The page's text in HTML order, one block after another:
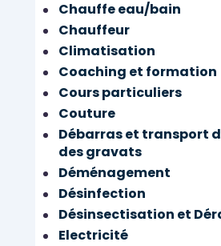
Chauffe eau/bain
Chauffeur
Climatisation
Coaching et formation
Cours particuliers
Couture
Débarras et transport
des gravats
Déménagement
Désinfection
Désinsectisation et
Electricité